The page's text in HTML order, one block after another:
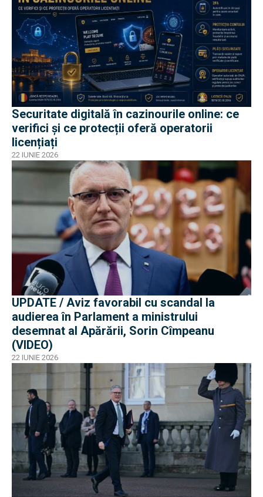
Securitate digitală în cazinourile online: ce
verifici și ce protecții oferă operatorii
licențiați
22 IUNIE 2026
UPDATE / Aviz favorabil cu scandal la
audierea în Parlament a ministrului
desemnat al Apărării, Sorin Cîmpeanu
(VIDEO)
22 IUNIE 2026